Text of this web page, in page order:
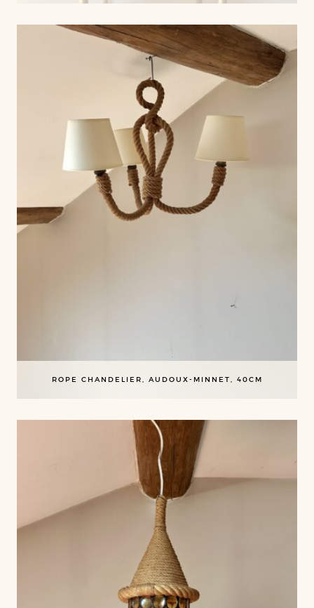
ROPE CHANDELIER, AUDOUX-MINNET, 40CM